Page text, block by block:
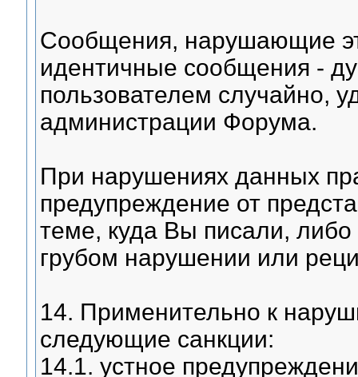
Сообщения, нарушающие
идентичные сообщения -
пользователем случайно,
администрации Форума.
При нарушениях данных
предупреждение от
теме, куда Вы писали,
грубом нарушении или
14. Применительно к
следующие санкции:
14.1. устное